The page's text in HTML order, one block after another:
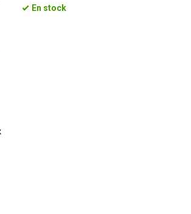
En stock